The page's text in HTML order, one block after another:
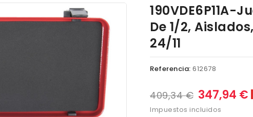
190VDE6P11A-
De 1/2,
24/11
Referencia: 612678
409,34 € 347,94 €
Impuestos incluidos